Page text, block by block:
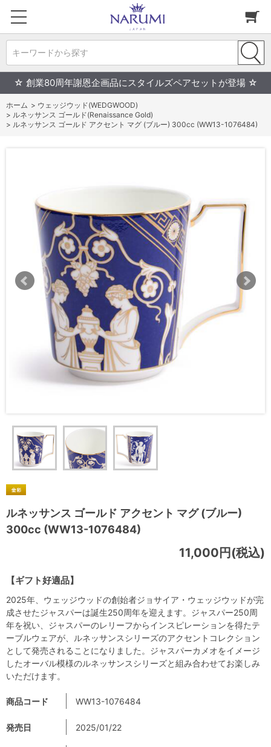
キーワードから探す
☆ 創業80周年謝恩企画品にスタイルズペアセットが登場 ☆
ホーム > ウェッジウッド(WEDGWOOD)
> ルネッサンス ゴールド(Renaissance Gold)
> ルネッサンス ゴールド アクセント マグ (ブルー) 300cc (WW13-1076484)
ルネッサンス ゴールド アクセント マグ (ブルー)
300cc (WW13-1076484)
【ギフト好適品】
11,000円(税込)
商品コード WW13-1076484
発売日 2025/01/22
2025年、ウェッジウッドの創始者ジョサイア・ウェッジウッドが完
成させたジャスパーは誕生250周年を迎えます。ジャスパー250周
年を祝い、ジャスパーのレリーフからインスピレーションを得たテ
ーブルウェアが、ルネッサンスシリーズのアクセントコレクション
として発売されることになりました。ジャスパーカメオをイメージ
したオーバル模様のルネッサンスシリーズと組み合わせてお楽しみ
いただけます。